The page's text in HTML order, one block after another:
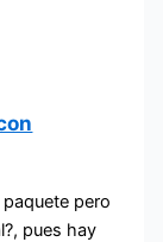
pero
pues hay